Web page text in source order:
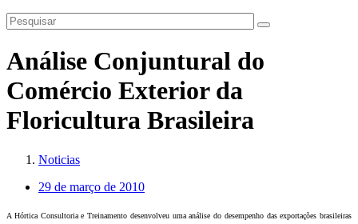
Análise Conjuntural do
Comércio Exterior da
Floricultura Brasileira
Noticias
29 de março de 2010
A Hórtica Consultoria e Treinamento desenvolveu uma análise do desempenho das exportações brasileiras